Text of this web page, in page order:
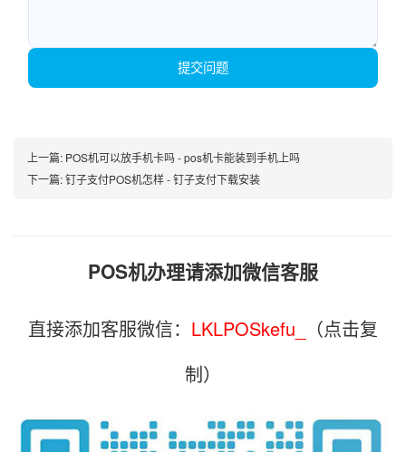
提交问题
上一篇: POS机可以放手机卡吗 - pos机卡能装到手机上吗
下一篇:钉子支付POS机怎样 - 钉子支付下载安装
POS机办理请添加微信客服
直接添加客服微信： LKLPOSkefu_
（点击复
制）